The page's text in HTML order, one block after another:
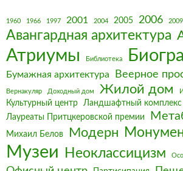
1960 1966 1997 2001 2004 2005 2006 2009
Авангардная архитектура
Атриумы Библиотека
Бумажная архитектура Веерное
Вернакуляр Доходный дом Жилой дом
Культурный центр
Ландшафтный комплекс
Лауреаты Притцкеровской премии
Михаил Белов Модерн
Музеи Неоклассицизм